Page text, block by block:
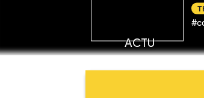
ACTU